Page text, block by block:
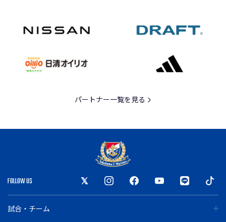
パートナー一覧を見る
FOLLOW US
試合・チーム